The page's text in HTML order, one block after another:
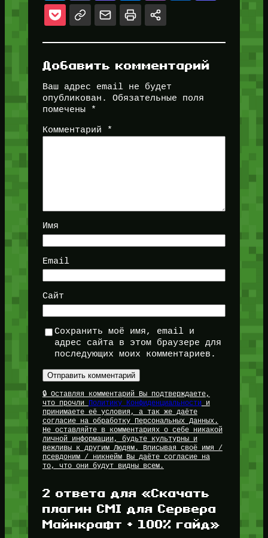
Добавить комментарий
Ваш адрес email не будет
опубликован.
Обязательные поля
помечены
*
Комментарий *
Имя
Email
Сайт
Сохранить моё имя, email и
адрес сайта в этом браузере для
последующих моих комментариев.
🔒 Оставляя комментарий Вы подтверждаете,
что прочли Политику Конфиденциальностии
принимаете её условия, а так же даёте
согласие на обработку Персональных Данных.
Не оставляйте в комментариях о себе никакой
личной информации, будьте культурны и
вежливы к другим Людям. Вписывая своё имя /
псевдоним / никнейм Вы даёте согласие на
то, что они будут видны всем.
2 ответа для «Скачать
плагин CMI для Сервера
Майнкрафт + 100% гайд»